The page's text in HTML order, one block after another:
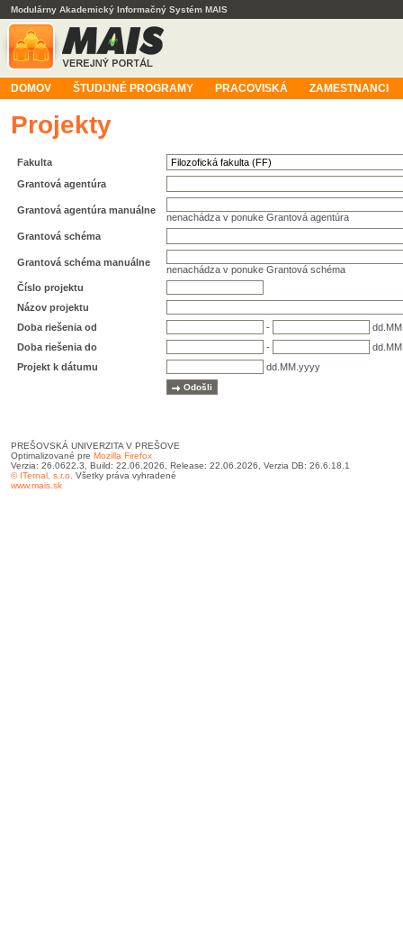
Modulárny Akademický Informačný Systém MAIS
DOMOV ŠTUDIJNÉ PROGRAMY PRACOVISKÁ ZAMESTNANCI
Projekty
Fakulta
Grantová agentúra
Grantová agentúra manuálne
nenachádza v ponuke Grantová agentúra
Grantová schéma
Grantová schéma manuálne
nenachádza v ponuke Grantová schéma
Číslo projektu
Názov projektu
Doba riešenia od
-
Doba riešenia do
-
Projekt k dátumu
dd.MM.yyyy
PREŠOVSKÁ UNIVERZITA V PREŠOVE
Optimalizované pre Mozilla Firefox
Verzia: 26.0622.3, Build: 22.06.2026, Release: 22.06.2026, Verzia DB: 26.6.18.1
© ITernal, s.r.o. Všetky práva vyhradené
www.mais.sk